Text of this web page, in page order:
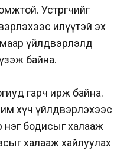
Устөрөгчийг
илүүтэй эх
үйлдвэрлэлд
байна.
гарч ирж байна.
хүч үйлдвэрлэхээс
нэг бодисыг халааж
халааж хайлуулах